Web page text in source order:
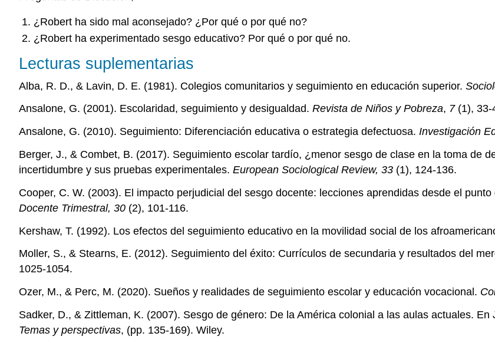
¿Robert ha sido mal aconsejado? ¿Por qué o por qué no?
¿Robert ha experimentado sesgo educativo? Por qué o por qué no.
Lecturas suplementarias
Alba, R. D., & Lavin, D. E. (1981). Colegios comunitarios y seguimiento en educación superior.
Ansalone, G. (2001). Escolaridad, seguimiento y desigualdad. Revista de Niños y Pobreza, 7(1), 33-
Ansalone, G. (2010). Seguimiento: Diferenciación educativa o estrategia defectuosa. Investigación
Berger, J., & Combet, B. (2017). Seguimiento escolar tardío, ¿menor sesgo de clase en la toma de
incertidumbre y sus pruebas experimentales. European Sociological Review, 33 (1), 124-136.
Cooper, C. W. (2003). El impacto perjudicial del sesgo docente: lecciones aprendidas desde el
Docente Trimestral, 30 (2), 101-116.
Kershaw, T. (1992). Los efectos del seguimiento educativo en la movilidad social de los
Moller, S., & Stearns, E. (2012). Seguimiento del éxito: Currículos de secundaria y resultados del
1025-1054.
Ozer, M., & Perc, M. (2020). Sueños y realidades de seguimiento escolar y educación vocacional.
Sadker, D., & Zittleman, K. (2007). Sesgo de género: De la América colonial a las aulas actuales.
Temas y perspectivas, (pp. 135-169). Wiley.